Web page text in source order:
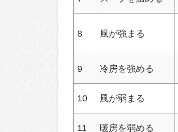
8 風が強まる
9 冷房を強める
10 風が弱まる
11 暖房を弱める